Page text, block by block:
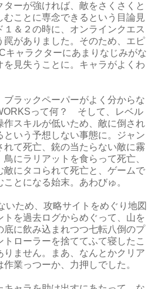
ターが強ければ、敵をさくさくと
ことに専念できるという目論見
＆２の時に、オンラインクエス
罠がありました。そのため、エピ
キャラクターにあまりなじみがな
を見失うことに。キャラがよくわ
ブラックペーパーがよく分からな
って何？ そして、レベル
作スキルが低いため、敵に倒され
いう予想しない事態に。ジャン
れて死亡、銃の当たらない敵に霧
にラリアットを食らって死亡、
敵にタコられて死亡と、ゲームで
とになる始末。あわびゅ。
いため、攻略サイトをめぐり地図
トを過去ログからめぐって、山を
底に飲み込まれつつ七転八倒のプ
ローラーを捨ててふて寝したこ
りません。まあ、なんとかクリア
業っつーか、力押しでした。